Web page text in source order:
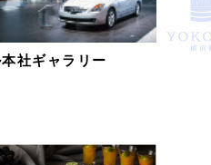
社ギャラリー